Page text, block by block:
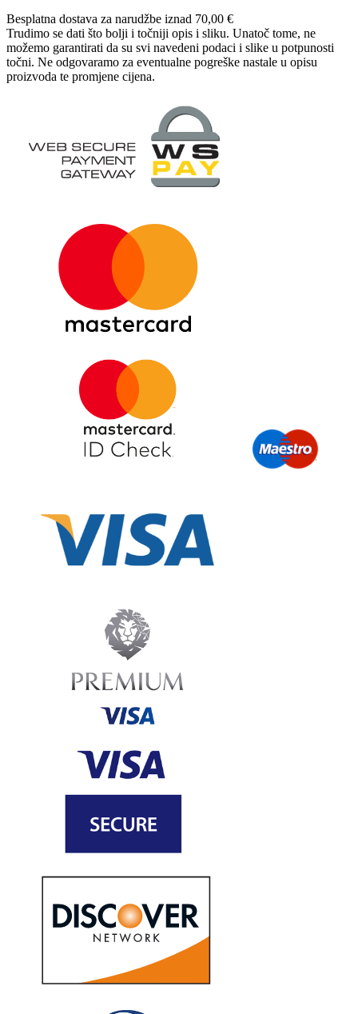
Besplatna dostava za narudžbe iznad 70,00 €
Trudimo se dati što bolji i točniji opis i sliku. Unatoč tome, ne
možemo garantirati da su svi navedeni podaci i slike u potpunosti
točni. Ne odgovaramo za eventualne pogreške nastale u opisu
proizvoda te promjene cijena.